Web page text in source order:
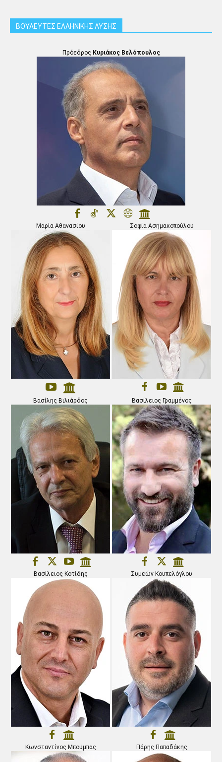
ΒΟΥΛΕΥΤΕΣ ΕΛΛΗΝΙΚΗΣ ΛΥΣΗΣ
Πρόεδρος Κυριάκος Βελόπουλος
Μαρία Αθανασίου Σοφία Ασημακοπούλου
Βασίλης Βιλιάρδος Βασίλειος Γραμμένος
Βασίλειος Κοτίδης Συμεών Κουπελόγλου
Κωνσταντίνος Μπούμπας Πάρης Παπαδάκης